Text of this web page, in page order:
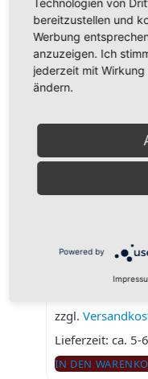
Fix zum Panieren
1,10
inkl. 7 % MwSt.
zzgl.
ca.
IN DEN
Flüssigwürzung
zzgl.
Lieferzeit: ca. 5-
IN DEN
bereitzustellen und
Werbung
anzuzeigen. Ich
jederzeit mit
ändern.
Powered by